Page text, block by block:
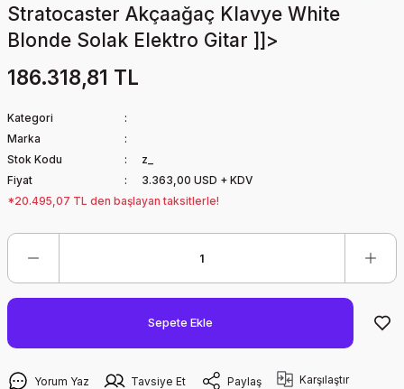
Stratocaster Akçaağaç Klavye White
Blonde Solak Elektro Gitar ]]>
186.318,81 TL
Kategori
Marka
Stok Kodu
z_
Fiyat
3.363,00 USD + KDV
*20.495,07 TL den başlayan taksitlerle!
Sepete Ekle
Yorum Yaz Tavsiye Et Paylaş Karşılaştır